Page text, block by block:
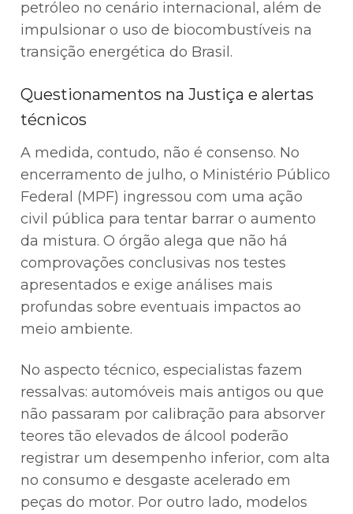
petróleo no cenário internacional, além de
impulsionar o uso de biocombustíveis na
transição energética do Brasil.
Questionamentos na Justiça e alertas
técnicos
A medida, contudo, não é consenso. No
encerramento de julho, o Ministério Público
Federal (MPF) ingressou com uma ação
civil pública para tentar barrar o aumento
da mistura. O órgão alega que não há
comprovações conclusivas nos testes
apresentados e exige análises mais
profundas sobre eventuais impactos ao
meio ambiente.
No aspecto técnico, especialistas fazem
ressalvas: automóveis mais antigos ou que
não passaram por calibração para absorver
teores tão elevados de álcool poderão
registrar um desempenho inferior, com alta
no consumo e desgaste acelerado em
peças do motor. Por outro lado, modelos